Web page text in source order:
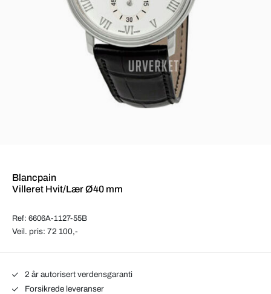
Blancpain
Villeret Hvit/Lær Ø40 mm
Ref: 6606A-1127-55B
Veil. pris: 72 100,-
2 år autorisert verdensgaranti
Forsikrede leveranser